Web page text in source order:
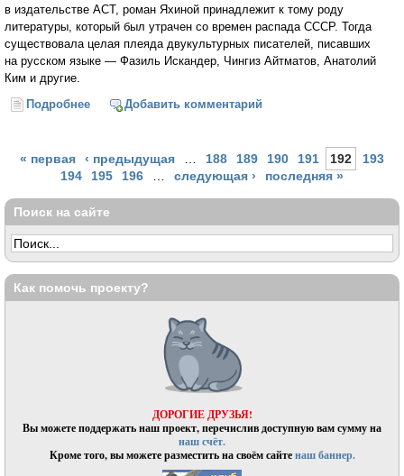
в издательстве АСТ, роман Яхиной принадлежит к тому роду
литературы, который был утрачен со времен распада СССР. Тогда
существовала целая плеяда двукультурных писателей, писавших
на русском языке — Фазиль Искандер, Чингиз Айтматов, Анатолий
Ким и другие.
Подробнее о Объявлены лауреаты национальной литературной
Добавить комментарий
Страницы
« первая ‹ предыдущая 188 189 190 191 192
193
194
195 196 следующая › последняя »
Поиск на сайте
Как помочь проекту?
ДОРОГИЕ ДРУЗЬЯ!
Вы можете поддержать наш проект, перечислив доступную вам сумму на
наш счёт.
Кроме того, вы можете разместить на своём сайтенаш баннер.